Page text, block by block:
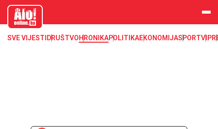
aloonline.b
SVE VIJESTI DRUŠTVOHRONIKAPOLITIKAEKONOMIJASPORTVIP